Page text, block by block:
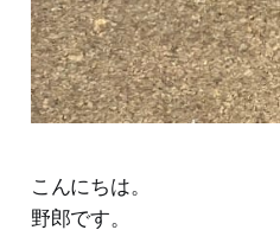
こんにちは。
野郎です。